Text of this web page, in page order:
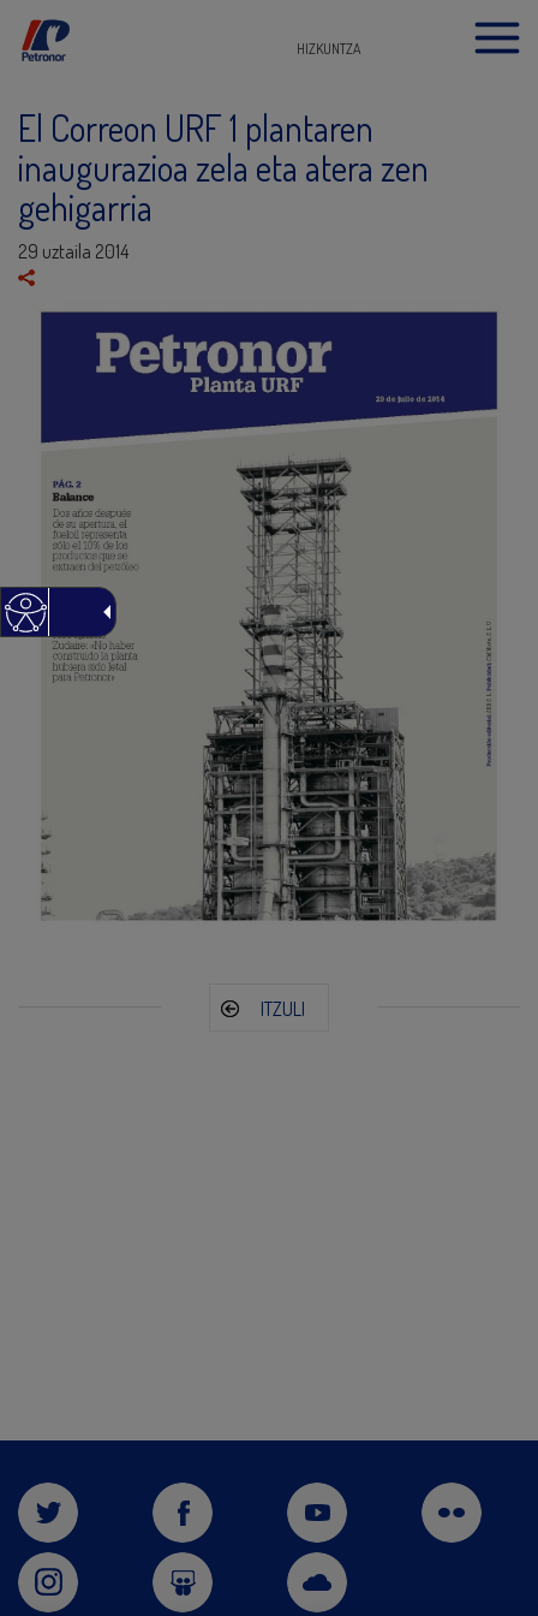
HIZKUNTZA
El Correon URF 1 plantaren
inaugurazioa zela eta atera zen
gehigarria
29 uztaila 2014
ITZULI